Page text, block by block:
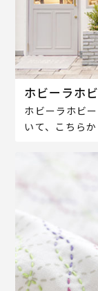
ホビーラホ
ホビーラホビ
いて、こちら